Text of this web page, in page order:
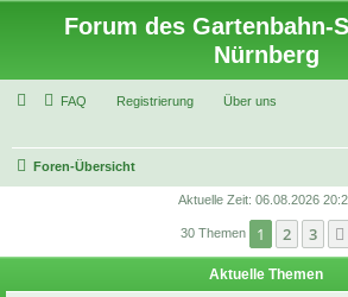
Forum des Gartenbahn-
Nürnberg
FAQ Registrierung Über uns
Foren-Übersicht
Aktuelle Zeit: 06.08.2026
30 Themen 1 2 3
Aktuelle Themen